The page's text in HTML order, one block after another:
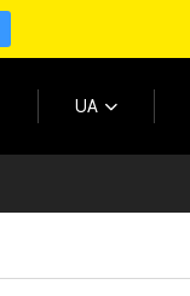
UA